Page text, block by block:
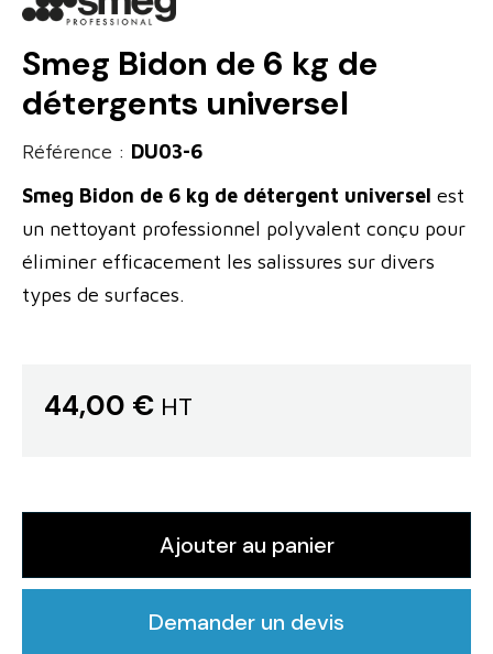
Smeg Bidon de 6 kg de
détergents universel
Référence : DU03-6
Smeg Bidon de 6 kg de détergent universel est
un nettoyant professionnel polyvalent conçu pour
éliminer efficacement les salissures sur divers
types de surfaces.
44,00 €HT
Ajouter au panier
Demander un devis